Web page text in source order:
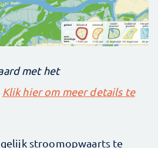
met het
Klik hier om meer details te
stroomopwaarts te